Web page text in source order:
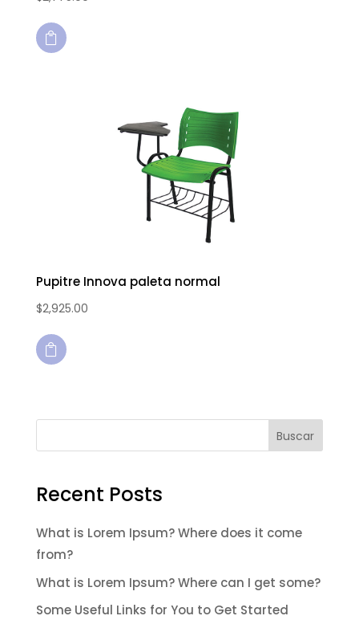

Pupitre Innova paleta normal
$2,925.00

Buscar
Recent Posts
What is Lorem Ipsum? Where does it come
from?
What is Lorem Ipsum? Where can I get some?
Some Useful Links for You to Get Started